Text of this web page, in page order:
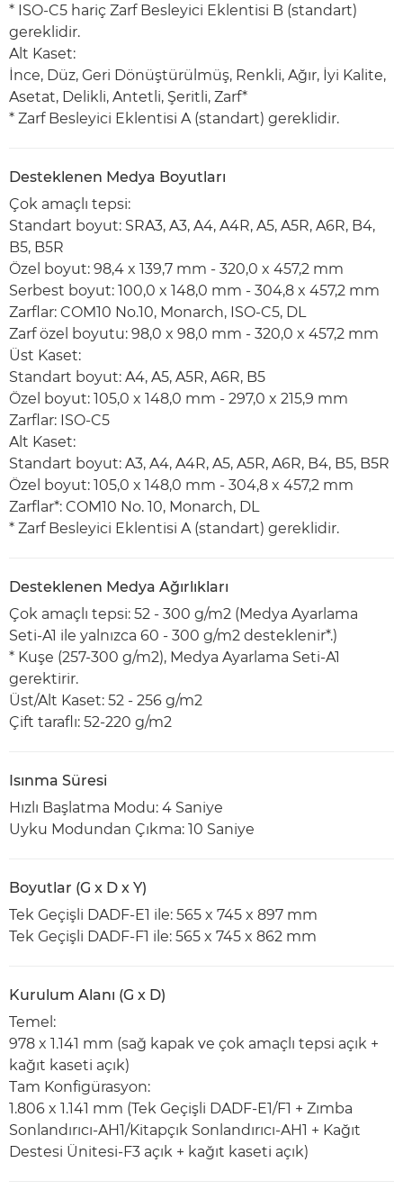
* ISO-C5 hariç Zarf Besleyici Eklentisi B (standart)
gereklidir.
Alt Kaset:
İnce, Düz, Geri Dönüştürülmüş, Renkli, Ağır, İyi Kalite,
Asetat, Delikli, Antetli, Şeritli, Zarf*
* Zarf Besleyici Eklentisi A (standart) gereklidir.
Desteklenen Medya Boyutları
Çok amaçlı tepsi:
Standart boyut: SRA3, A3, A4, A4R, A5, A5R, A6R, B4,
B5, B5R
Özel boyut: 98,4 x 139,7 mm - 320,0 x 457,2 mm
Serbest boyut: 100,0 x 148,0 mm - 304,8 x 457,2 mm
Zarflar: COM10 No.10, Monarch, ISO-C5, DL
Zarf özel boyutu: 98,0 x 98,0 mm - 320,0 x 457,2 mm
Üst Kaset:
Standart boyut: A4, A5, A5R, A6R, B5
Özel boyut: 105,0 x 148,0 mm - 297,0 x 215,9 mm
Zarflar: ISO-C5
Alt Kaset:
Standart boyut: A3, A4, A4R, A5, A5R, A6R, B4, B5, B5R
Özel boyut: 105,0 x 148,0 mm - 304,8 x 457,2 mm
Zarflar*: COM10 No. 10, Monarch, DL
* Zarf Besleyici Eklentisi A (standart) gereklidir.
Desteklenen Medya Ağırlıkları
Çok amaçlı tepsi: 52 - 300 g/m2 (Medya Ayarlama
Seti-A1 ile yalnızca 60 - 300 g/m2 desteklenir*.)
* Kuşe (257-300 g/m2), Medya Ayarlama Seti-A1
gerektirir.
Üst/Alt Kaset: 52 - 256 g/m2
Çift taraflı: 52-220 g/m2
Isınma Süresi
Hızlı Başlatma Modu: 4 Saniye
Uyku Modundan Çıkma: 10 Saniye
Boyutlar (G x D x Y)
Tek Geçişli DADF-E1 ile: 565 x 745 x 897 mm
Tek Geçişli DADF-F1 ile: 565 x 745 x 862 mm
Kurulum Alanı (G x D)
Temel:
978 x 1.141 mm (sağ kapak ve çok amaçlı tepsi açık +
kağıt kaseti açık)
Tam Konfigürasyon:
1.806 x 1.141 mm (Tek Geçişli DADF-E1/F1 + Zımba
Sonlandırıcı-AH1/Kitapçık Sonlandırıcı-AH1 + Kağıt
Destesi Ünitesi-F3 açık + kağıt kaseti açık)